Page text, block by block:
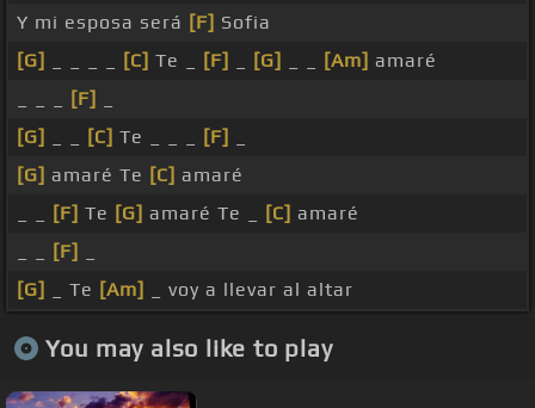
Y mi esposa será [F] Sofia
[G]
[C] Te _ [F] [G] [Am] amaré
[F]
[G]
[C] Te _ _ _ [F]
[G] amaré Te [C] amaré
[F] Te [G] amaré Te _ [C] amaré
[F]
[G]
_ Te [Am] _ voy a llevar al altar
You may also like to play